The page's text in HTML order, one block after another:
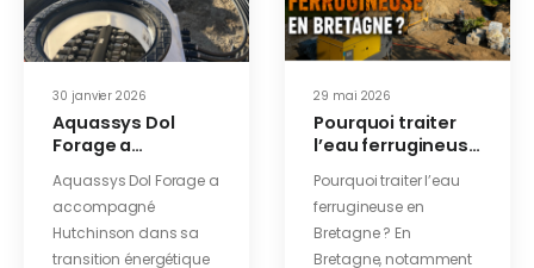
30 janvier 2026
Aquassys Dol
Forage a
Hutchinson dans
sa transition
énergétique
grâce à la
Aquassys Dol Forage a
accompagné
Hutchinson dans sa
transition énergétique
29 mai 2026
Pourquoi traiter
l’eau ferrugineuse
Pourquoi traiter l’eau
ferrugineuse en
Bretagne ? En
Bretagne, notamment